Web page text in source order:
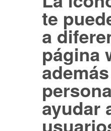
te
a
página
ayudar